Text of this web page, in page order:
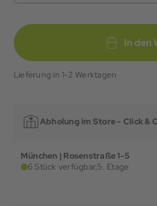
In den
Lieferung in 1-2 Werktagen
Abholung im Store - Click &
München | Rosenstraße 1-5
6 Stück verfügbar,5. Etage